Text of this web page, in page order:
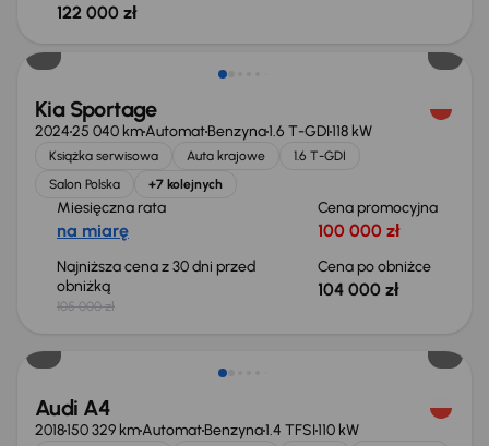
122 000 zł
Kia Sportage
202425 040 kmAutomatBenzyna1.6 T-GDI118 kW
Książka serwisowa Auta krajowe
1.6 T-GDI
Salon Polska
+7 kolejnych
Miesięczna rata
na miarę
Cena promocyjna
100 000 zł
Najniższa cena z 30 dni przed
obniżką
105 000 zł
Cena po obniżce
104 000 zł
Audi A4
2018150 329 kmAutomatBenzyna1.4 TFSI110 kW